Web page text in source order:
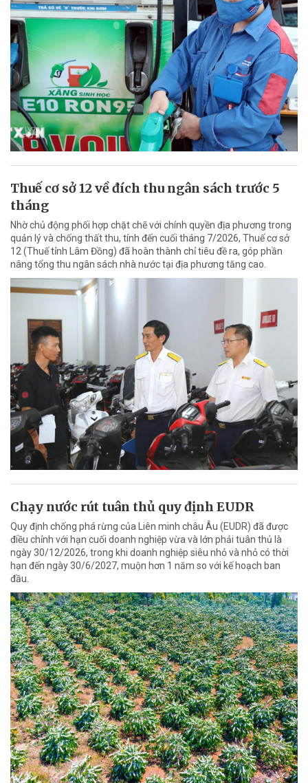
Thuế cơ sở 12 về đích thu ngân sách trước 5
tháng
Nhờ chủ động phối hợp chặt chẽ với chính quyền địa phương trong
quản lý và chống thất thu, tính đến cuối tháng 7/2026, Thuế cơ sở
12 (Thuế tỉnh Lâm Đồng) đã hoàn thành chỉ tiêu đề ra, góp phần
nâng tổng thu ngân sách nhà nước tại địa phương tăng cao.
Chạy nước rút tuân thủ quy định EUDR
Quy định chống phá rừng của Liên minh châu Âu (EUDR) đã được
điều chỉnh với hạn cuối doanh nghiệp vừa và lớn phải tuân thủ là
ngày 30/12/2026, trong khi doanh nghiệp siêu nhỏ và nhỏ có thời
hạn đến ngày 30/6/2027, muộn hơn 1 năm so với kế hoạch ban
đầu.